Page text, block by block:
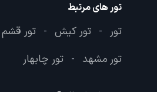
تور های مرتبط
تور - تور کیش - تور قشم
تور مشهد - تور چابهار